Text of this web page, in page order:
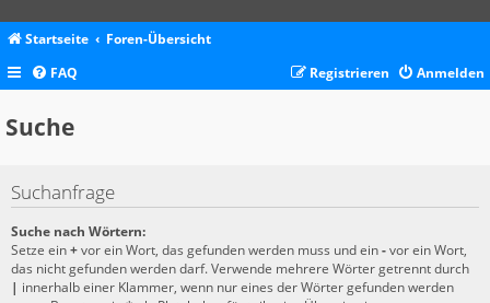
Startseite
Foren-Übersicht
FAQ
Anmelden
Registrieren
Suche
Suchanfrage
Suche nach Wörtern:
Setze ein+vor ein Wort, das gefunden werden muss und ein-vor ein Wort,
das nicht gefunden werden darf. Verwende mehrere Wörter getrennt durch
| innerhalb einer Klammer, wenn nur eines der Wörter gefunden werden